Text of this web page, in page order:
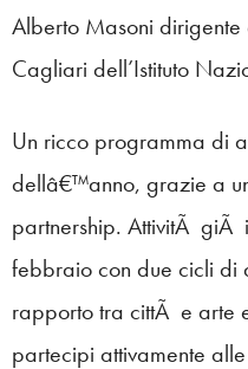
Alberto Masoni
Cagliari dell’Istituto
Un ricco programma di
dellâ€™anno, grazie a
partnership. AttivitÃ giÃ
febbraio con due cicli di
rapporto tra cittÃ e arte
partecipi attivamente